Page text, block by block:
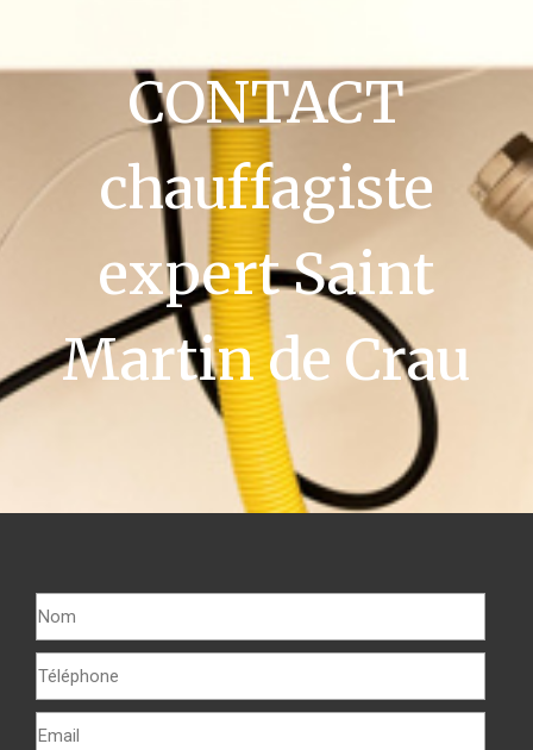
CONTACT
chauffagiste
expert Saint
Martin de Crau